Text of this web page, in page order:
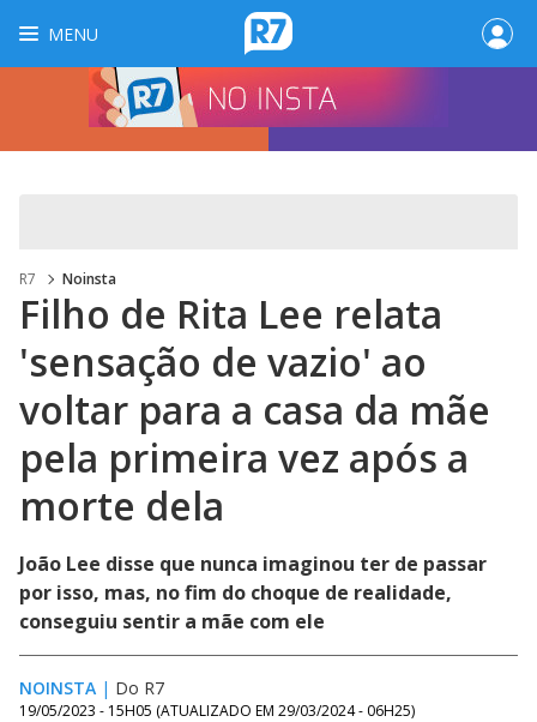
MENU
R7 Noinsta
Filho de Rita Lee relata
'sensação de vazio' ao
voltar para a casa da mãe
pela primeira vez após a
morte dela
João Lee disse que nunca imaginou ter de passar
por isso, mas, no fim do choque de realidade,
conseguiu sentir a mãe com ele
NOINSTA | Do R7
19/05/2023 - 15H05 (ATUALIZADO EM 29/03/2024 - 06H25)